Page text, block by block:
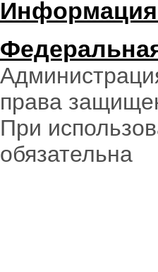
права
При
обязательна